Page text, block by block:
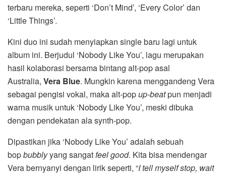
terbaru mereka, seperti ‘Don’t Mind’, ‘Every Color’ dan
‘Little Things’.
Kini duo ini sudah menyiapkan single baru lagi untuk
album ini. Berjudul ‘Nobody Like You’, lagu merupakan
hasil kolaborasi bersama bintang alt-pop asal
Australia, Vera Blue. Mungkin karena menggandeng Vera
sebagai pengisi vokal, maka alt-popup-beatpun menjadi
warna musik untuk ‘Nobody Like You’, meski dibuka
dengan pendekatan ala synth-pop.
Dipastikan jika ‘Nobody Like You’ adalah sebuah
bopbubblyyang sangatfeel good. Kita bisa mendengar
Vera bernyanyi dengan lirik seperti, “I tell myself stop, wait